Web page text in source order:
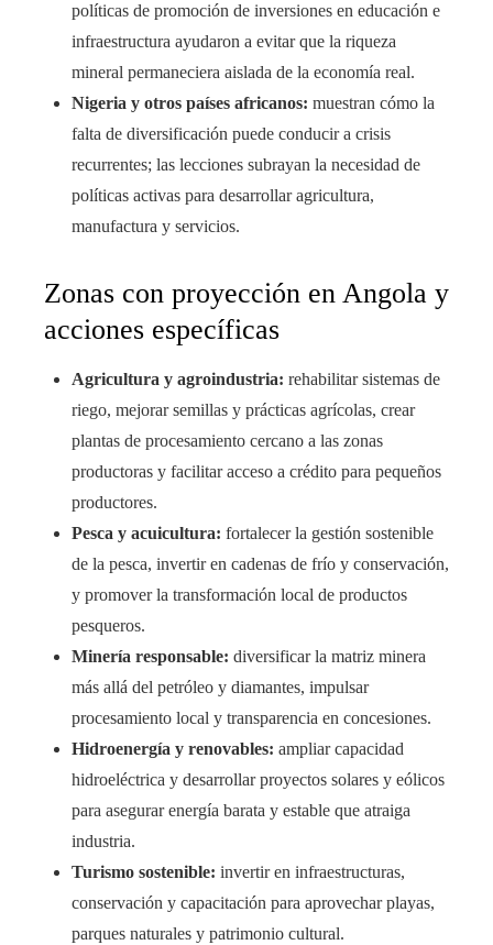
políticas de promoción de inversiones en educación e
infraestructura ayudaron a evitar que la riqueza
mineral permaneciera aislada de la economía real.
Nigeria y otros países africanos: muestran cómo la
falta de diversificación puede conducir a crisis
recurrentes; las lecciones subrayan la necesidad de
políticas activas para desarrollar agricultura,
manufactura y servicios.
Zonas con proyección en Angola y
acciones específicas
Agricultura y agroindustria: rehabilitar sistemas de
riego, mejorar semillas y prácticas agrícolas, crear
plantas de procesamiento cercano a las zonas
productoras y facilitar acceso a crédito para pequeños
productores.
Pesca y acuicultura: fortalecer la gestión sostenible
de la pesca, invertir en cadenas de frío y conservación,
y promover la transformación local de productos
pesqueros.
Minería responsable: diversificar la matriz minera
más allá del petróleo y diamantes, impulsar
procesamiento local y transparencia en concesiones.
Hidroenergía y renovables: ampliar capacidad
hidroeléctrica y desarrollar proyectos solares y eólicos
para asegurar energía barata y estable que atraiga
industria.
Turismo sostenible: invertir en infraestructuras,
conservación y capacitación para aprovechar playas,
parques naturales y patrimonio cultural.